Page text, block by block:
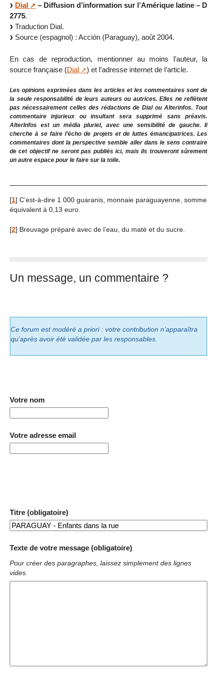
Dial
– Diffusion d’information sur l’Amérique latine – D
2775.
Traduction Dial.
Source (espagnol) : Acción (Paraguay), août 2004.
En cas de reproduction, mentionner au moins l’auteur, la
source française (Dial ) et l’adresse internet de l’article.
Les opinions exprimées dans les articles et les commentaires sont de
la seule responsabilité de leurs auteurs ou autrices. Elles ne reflètent
pas nécessairement celles des rédactions de Dial ou Alterinfos. Tout
commentaire injurieux ou insultant sera supprimé sans préavis.
AlterInfos est un média pluriel, avec une sensibilité de gauche. Il
cherche à se faire l’écho de projets et de luttes émancipatrices. Les
commentaires dont la perspective semble aller dans le sens contraire
de cet objectif ne seront pas publiés ici, mais ils trouveront sûrement
un autre espace pour le faire sur la toile.
[1] C’est-à-dire 1 000 guaranis, monnaie paraguayenne, somme
équivalent à 0,13 euro.
[2] Breuvage préparé avec de l’eau, du maté et du sucre.
Un message, un commentaire ?
Ce forum est modéré a priori : votre contribution n’apparaîtra
qu’après avoir été validée par les responsables.
Votre nom
Votre adresse email
Titre (obligatoire)
Texte de votre message (obligatoire)
Pour créer des paragraphes, laissez simplement des lignes
vides.